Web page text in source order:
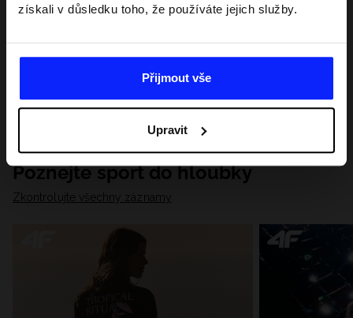
získali v důsledku toho, že používáte jejich služby.
Přijmout vše
Upravit
Poznejte sport do hloubky
Zkontrolujte všechny záznamy